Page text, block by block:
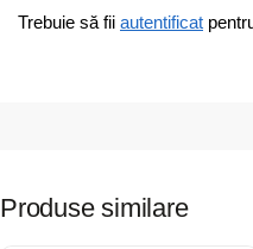
Trebuie să fii autentificat
Produse similare